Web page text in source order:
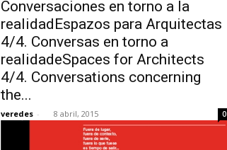
Conversaciones en torno a la
realidadEspazos para Arquitectas
4/4. Conversas en torno a
realidadeSpaces for Architects
4/4. Conversations concerning
the...
veredes - 8 abril, 2015 0